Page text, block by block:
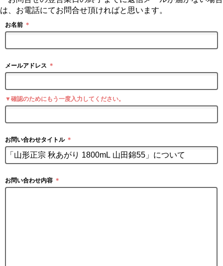
は、お電話にてお問合せ頂ければと思います。
お名前 ＊
メールアドレス ＊
▼確認のためにもう一度入力してください。
お問い合わせタイトル ＊
お問い合わせ内容 ＊